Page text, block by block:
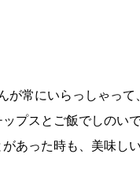
常にいらっしゃっ
プスとご飯でしのい
あった時も、美味し